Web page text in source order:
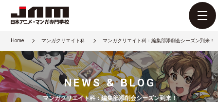
Home マンガクリエイト科 マンガクリエイト科：編集部添削会シーズン到来！
NEWS & BLOG
マンガクリエイト科：編集部添削会シーズン到来！